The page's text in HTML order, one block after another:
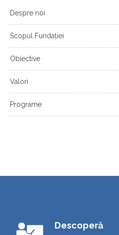
Despre noi
Scopul Fundației
Obiective
Valori
Programe
Descoperă